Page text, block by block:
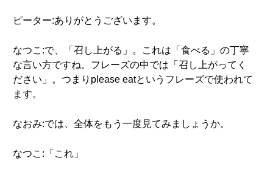
ピーター:ありがとうございます。
なつこ:で、「召し上がる」。これは「食べる」の丁寧
な言い方ですね。フレーズの中では「召し上がってく
ださい」。つまりplease eatというフレーズで使われて
ます。
なおみ:では、全体をもう一度見てみましょうか。
なつこ:「これ」